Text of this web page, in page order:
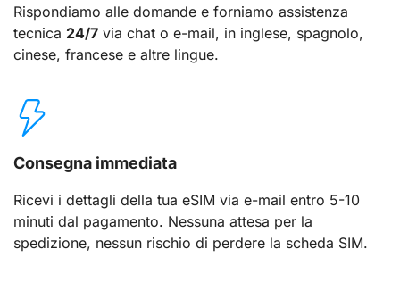
Rispondiamo alle domande e forniamo assistenza
tecnica 24/7 via chat o e-mail, in inglese, spagnolo,
cinese, francese e altre lingue.
Consegna immediata
Ricevi i dettagli della tua eSIM via e-mail entro 5-10
minuti dal pagamento. Nessuna attesa per la
spedizione, nessun rischio di perdere la scheda SIM.